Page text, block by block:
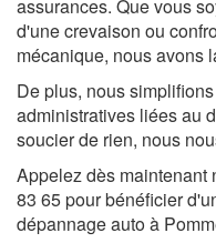
assurances. Que vous
d'une crevaison ou
mécanique, nous avons
De plus, nous
administratives liées au
soucier de rien, nous
Appelez dès maintenant
83 65 pour bénéficier
dépannage auto à